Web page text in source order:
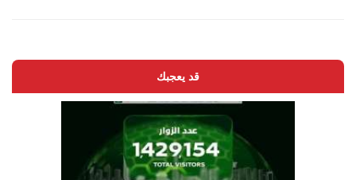
قد يعجبك